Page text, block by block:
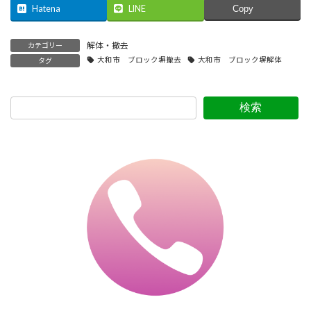
Hatena LINE Copy
カテゴリー 解体・撤去
タグ 大和市 ブロック塀撤去 大和市 ブロック塀解体
検索